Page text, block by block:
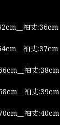
袖丈:36cm
袖丈:37cm
袖丈:38cm
袖丈:39cm
袖丈:40cm